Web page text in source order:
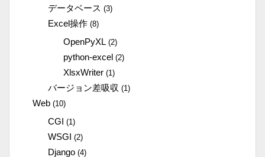
データベース (3)
Excel操作 (8)
OpenPyXL (2)
python-excel (2)
XlsxWriter (1)
バージョン差吸収 (1)
Web (10)
CGI (1)
WSGI (2)
Django (4)